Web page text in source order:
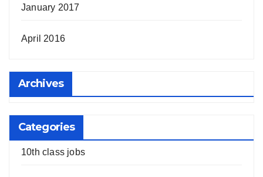
January 2017
April 2016
Archives
Categories
10th class jobs